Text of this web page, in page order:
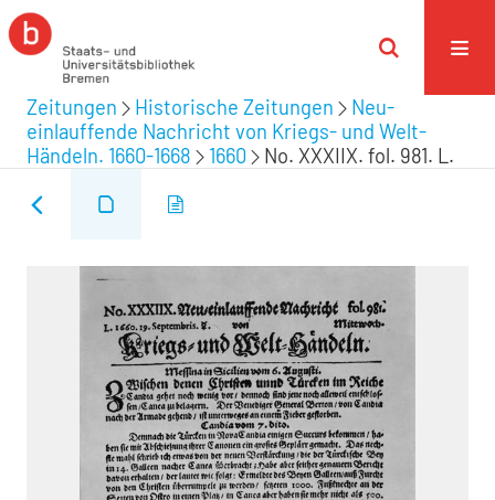
Zeitungen Historische Zeitungen
Neu-
einlauffende Nachricht von Kriegs- und Welt-
Händeln. 1660-1668
1660 No. XXXIIX. fol. 981. L.